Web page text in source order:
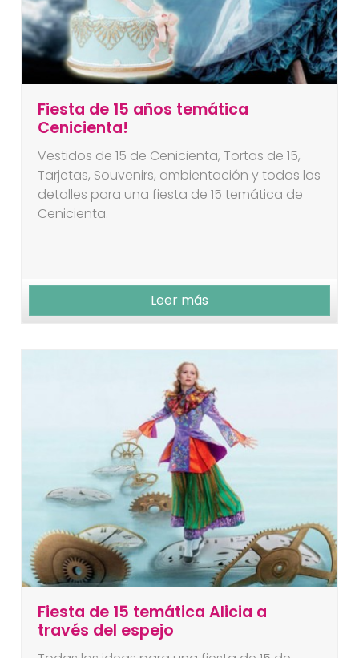
Fiesta de 15 años temática
Cenicienta!
Vestidos de 15 de Cenicienta, Tortas de 15,
Tarjetas, Souvenirs, ambientación y todos los
detalles para una fiesta de 15 temática de
Cenicienta.
Leer más
Fiesta de 15 temática Alicia a
través del espejo